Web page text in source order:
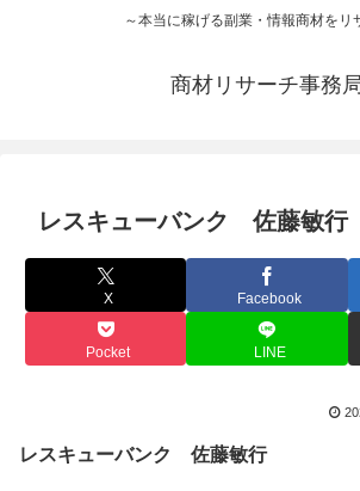
～本当に稼げる副業・情報商材をリ
商材リサーチ事務
レスキューバンク 佐藤敏
X Facebook
Pocket LINE
レスキューバンク 佐藤敏行